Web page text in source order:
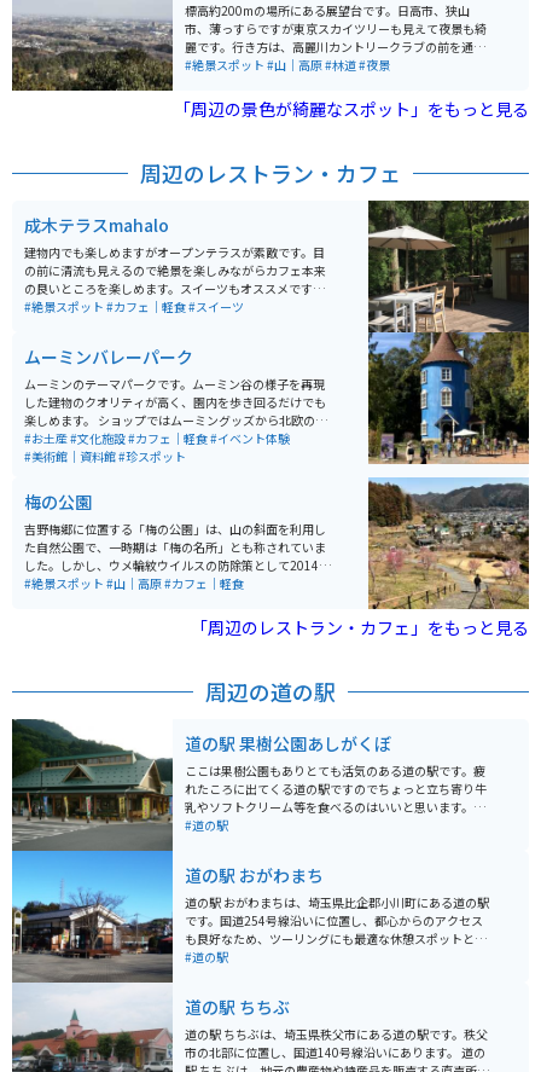
標高約200mの場所にある展望台です。日高市、狭山
市、薄っすらですが東京スカイツリーも見えて夜景も綺
麗です。行き方は、高麗川カントリークラブの前を通り
過ぎて暫く行くと白銀平展望台の立札があるのでその脇
では狭いながらも舗装道路があり、車やバイクでその東
屋まで行く事が可能です。そこには小さな無料駐車スペ
絶景スポットになります。トイレは無いので何処かで済
#絶景スポット #山｜高原#林道#夜景
「周辺の景色が綺麗なスポット」をもっと見る
周辺のレストラン・カフェ
成木テラスmahalo
建物内でも楽しめますがオープンテラスが素敵です。目
の前に清流も見えるので絶景を楽しみながらカフェ本来
の良いところを楽しめます。スイーツもオススメです。
ハンモックもあるので木漏れ日が最高です。定員さんも
#絶景スポット #カフェ｜軽食#スイーツ
ムーミンバレーパーク
ムーミンのテーマパークです。ムーミン谷の様子を再現
した建物のクオリティが高く、園内を歩き回るだけでも
楽しめます。 ショップではムーミングッズから北欧のお
洒落な小物までが手に入ります。ムーミンという作品自
体の博物館的な要素も備えていて、物語の背景の解説な
#お土産#文化施設#カフェ｜軽食#イベント体験
#美術館｜資料館#珍スポット
梅の公園
吉野梅郷に位置する「梅の公園」は、山の斜面を利用し
た自然公園で、一時期は「梅の名所」とも称されていま
した。しかし、ウメ輪紋ウイルスの防除策として2014年
に園内のすべての梅樹が伐採されました。それから2年
数と変わらない梅樹が植栽されています。春の草花も楽
夜のライトアップを、「羽根木公園」では週末・祝日に
きます。
#絶景スポット #山｜高原#カフェ｜軽食
「周辺のレストラン・カフェ」をもっと見る
周辺の道の駅
道の駅 果樹公園あしがくぼ
ここは果樹公園もありとても活気のある道の駅です。疲
れたころに出てくる道の駅ですのでちょっと立ち寄り牛
乳やソフトクリーム等を食べるのはいいと思います。自
家製のうどんやみそポテトも有名です。直売所もあるの
#道の駅
道の駅 おがわまち
道の駅 おがわまちは、埼玉県比企郡小川町にある道の駅
です。国道254号線沿いに位置し、都心からのアクセス
も良好なため、ツーリングにも最適な休憩スポットとし
て人気があります。 道の駅内には、地元の新鮮な野菜や
あります。 また、地元の食材を使った料理を提供するレ
ストランもあり、ランチや休憩に利用できます。バイク
駐車場も広く、休憩しやすい環境が整っています。 小川
町は、歴史的な街並みが残る「小川町の歴史的風致維持
#道の駅
道の駅 ちちぶ
道の駅 ちちぶは、埼玉県秩父市にある道の駅です。秩父
市の北部に位置し、国道140号線沿いにあります。 道の